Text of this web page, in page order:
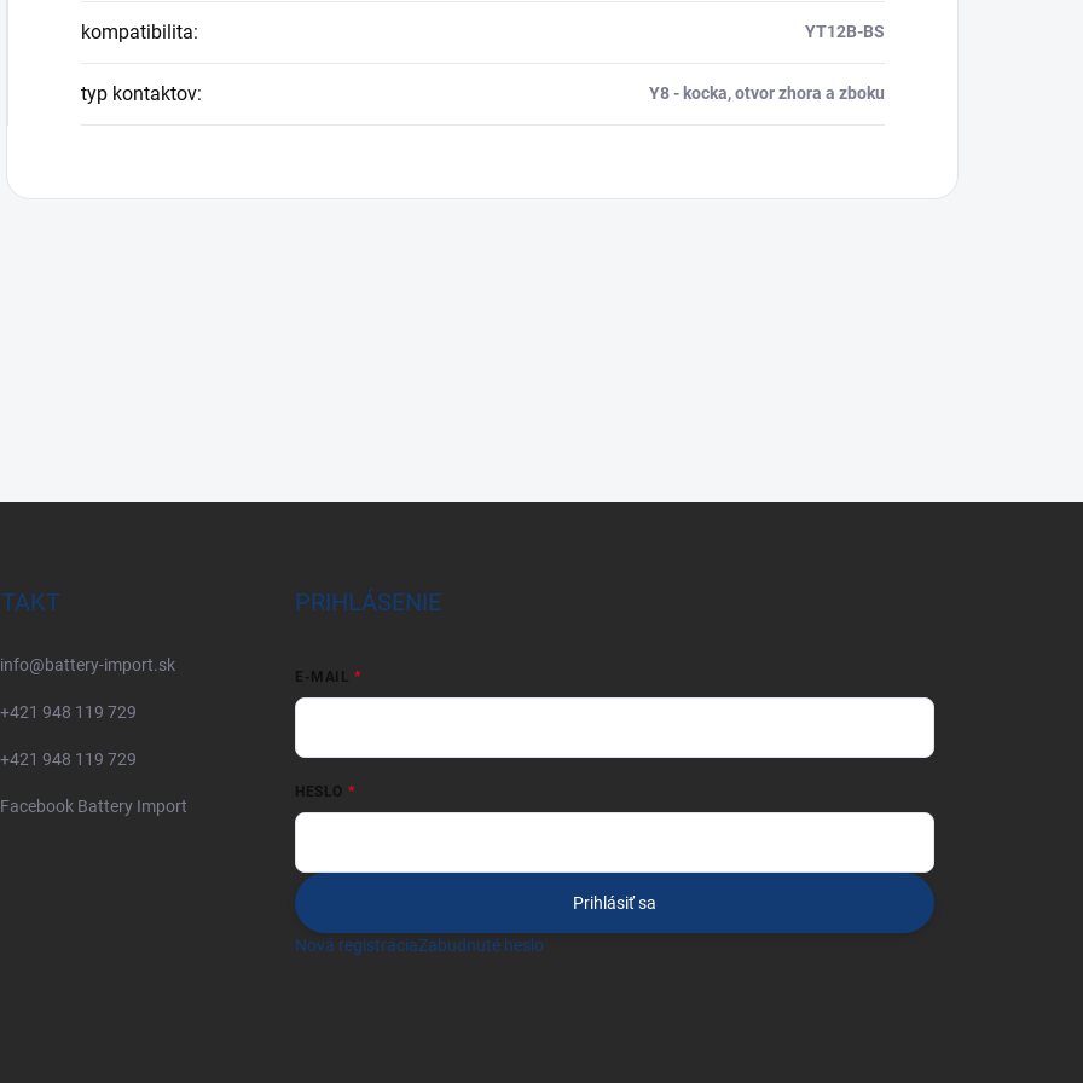
kompatibilita: YT12B-BS
typ kontaktov: Y8 - kocka, otvor zhora a zboku
info@battery-import.sk
+421 948 119 729
+421 948 119 729
Facebook Battery Import
PRIHLÁSENIE
E-MAIL
HESLO
Prihlásiť sa
Nová registráciaZabudnuté heslo